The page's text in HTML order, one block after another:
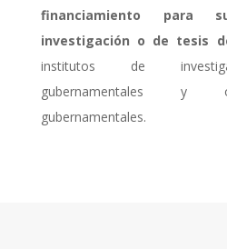
financiamiento para
investigación o de tesis
institutos de
gubernamentales y
gubernamentales.